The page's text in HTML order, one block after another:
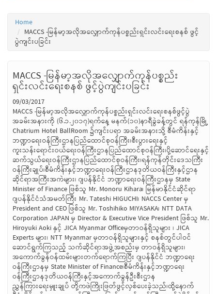
Home
MACCS -မြန်မာ့အလိုအလျှောက်ကုန်ပစ္စည်းရှင်းလင်းရေးစနစ် ဖွင့်
ပွဲကျင်းပခြင်း
MACCS -မြန်မာ့အလိုအလျှောက်ကုန်ပစ္စည်း
ရှင်းလင်းရေးစနစ် ဖွင့်ပွဲကျင်းပခြင်း
09/03/2017
MACCS -မြန်မာ့အလိုအလျှောက်ကုန်ပစ္စည်းရှင်းလင်းရေးစနစ်ဖွင့်ပွဲ
အခမ်းအနားကို (၆.၁.၂၀၁၇)ရက်နေ့ မနက်(၁၀)နာရီခွဲခန့်တွင် ရန်ကုန်မြို့
Chatrium Hotel BallRoom ၌ကျင်းပရာ အခမ်းအနားသို့ စီမံကိန်းနှင့်
ဘဏ္ဍာရေးဝန်ကြီးဌာနပြည်ထောင်စုဝန်ကြီး၊စီးပွားရေးနှင့်
ကူးသန်းရောင်းဝယ်ရေးဝန်ကြီးဌာနပြည်ထောင်စုဝန်ကြီး၊ပို့ဆောင်ရေးနှင့်
ဆက်သွယ်ရေးဝန်ကြီးဌာနပြည်ထောင်စုဝန်ကြီး၊ရန်ကုန်တိုင်းဒေသကြီး
ဝန်ကြီးချုပ်၊စီမံကိန်းနှင့်ဘဏ္ဍာရေးဝန်ကြီးဌာနဒုတိယဝန်ကြီးနှင့်ဌာန
ဆိုင်ရာအကြီးအကဲများ၊ ဂျပန်နိုင်ငံ ဘဏ္ဍာရေးဝန်ကြီးဌာနမှ State
Minister of Finance ဖြစ်သူ Mr. Monoru Kihara၊ မြန်မာနိုင်ငံဆိုင်ရာ
ဂျပန်နိုင်ငံသံအမတ်ကြီး Mr. Tateshi HIGUCHI၊ NACCS Center မှ
President and CEO ဖြစ်သူ Mr. Toshihiko MIYASAKA၊ NTT DATA
Corporation JAPAN မှ Director & Executive Vice President ဖြစ်သူ Mr.
Hiroyuki Aoki နှင့် JICA Myanmar Officeမှတာဝန်ရှိသူများ ၊ JICA
Experts များ၊ NTT Myanmar မှတာဝန်ရှိသူများနှင့် စနစ်တွင်ပါဝင်
ဆောင်ရွက်ကြသည့် သက်ဆိုင်ရာအဖွဲ့အစည်းမှ တာဝန်ရှိသူများ၊
အကောက်ခွန်ဝန်ထမ်းများတက်ရောက်ကြပြီး ဂျပန်နိုင်ငံ ဘဏ္ဍာရေး
ဝန်ကြီးဌာနမှ State Minister of Finance၊စီမံကိန်းနှင့်ဘဏ္ဍာရေး
ဝန်ကြီးဌာနဒုတိယဝန်ကြီးနှင့်အကောက်ခွန်ဦးစီးဌာန
ညွှန်ကြားရေးမှူးချုပ် တို့ကဖဲကြိုးဖြတ်ဖွင့်လှစ်ပေးခဲ့သည်၊ထို့နောက်